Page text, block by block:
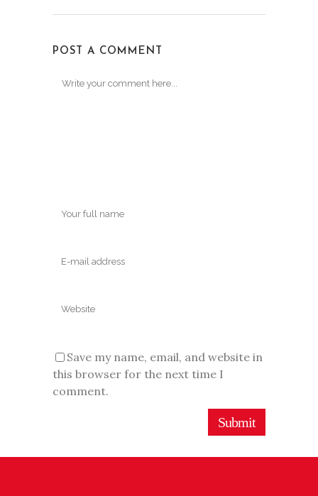
POST A COMMENT
Save my name, email, and website in
this browser for the next time I
comment.